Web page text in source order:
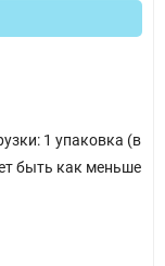
1 упаковка (в
быть как меньше